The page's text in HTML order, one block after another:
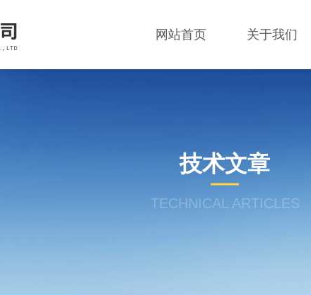
网站首页 关于我们
技术文章
TECHNICAL ARTICLES